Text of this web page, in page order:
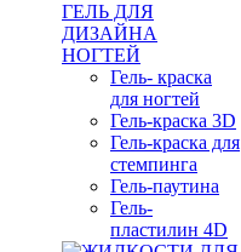
ГЕЛЬ ДЛЯ
ДИЗАЙНА
НОГТЕЙ
Гель- краска
для ногтей
Гель-краска 3D
Гель-краска для
стемпинга
Гель-паутина
Гель-
пластилин 4D